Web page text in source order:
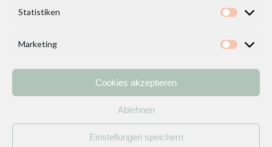
Statistiken
Marketing
Cookies akzeptieren
Ablehnen
Einstellungen speichern
Kontakt
Impressum/ Datenschutzerklärung